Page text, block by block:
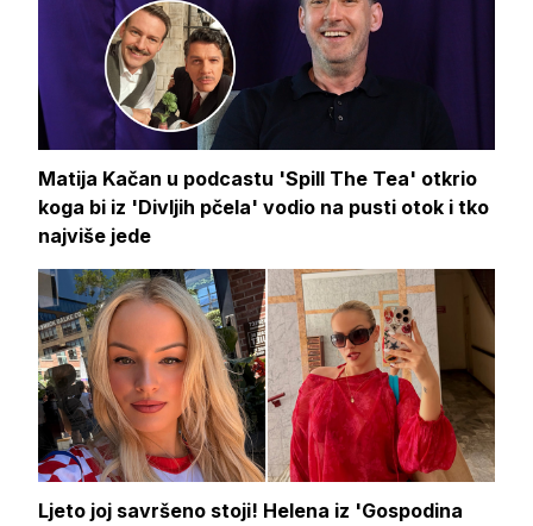
Matija Kačan u podcastu 'Spill The Tea' otkrio
koga bi iz 'Divljih pčela' vodio na pusti otok i tko
najviše jede
Ljeto joj savršeno stoji! Helena iz 'Gospodina